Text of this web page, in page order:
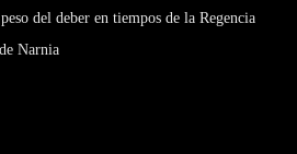
del deber en tiempos de la Regencia
Narnia